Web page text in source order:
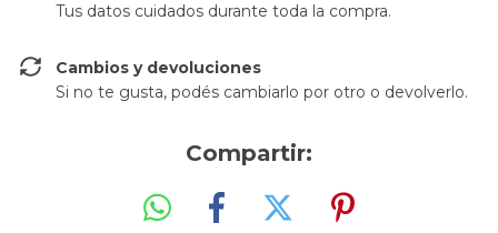
Tus datos cuidados durante toda la compra.
Cambios y devoluciones
Si no te gusta, podés cambiarlo por otro o devolverlo.
Compartir: